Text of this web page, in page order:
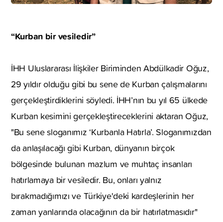
“Kurban bir vesiledir”
İHH Uluslararası İlişkiler Biriminden Abdülkadir Oğuz,
29 yıldır olduğu gibi bu sene de Kurban çalışmalarını
gerçekleştirdiklerini söyledi. İHH’nın bu yıl 65 ülkede
Kurban kesimini gerçekleştireceklerini aktaran Oğuz,
"Bu sene sloganımız ‘Kurbanla Hatırla’. Sloganımızdan
da anlaşılacağı gibi Kurban, dünyanın birçok
bölgesinde bulunan mazlum ve muhtaç insanları
hatırlamaya bir vesiledir. Bu, onları yalnız
bırakmadığımızı ve Türkiye'deki kardeşlerinin her
zaman yanlarında olacağının da bir hatırlatmasıdır"